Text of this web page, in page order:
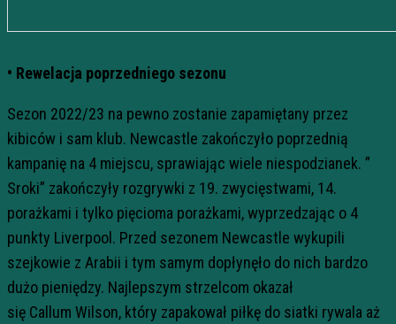
• Rewelacja poprzedniego sezonu
Sezon 2022/23 na pewno zostanie zapamiętany przez
kibiców i sam klub. Newcastle zakończyło poprzednią
kampanię na 4 miejscu, sprawiając wiele niespodzianek. ”
Sroki” zakończyły rozgrywki z 19. zwycięstwami, 14.
porażkami i tylko pięcioma porażkami, wyprzedzając o 4
punkty Liverpool. Przed sezonem Newcastle wykupili
szejkowie z Arabii i tym samym dopłynęło do nich bardzo
dużo pieniędzy. Najlepszym strzelcom okazał
się Callum Wilson, który zapakował piłkę do siatki rywala aż